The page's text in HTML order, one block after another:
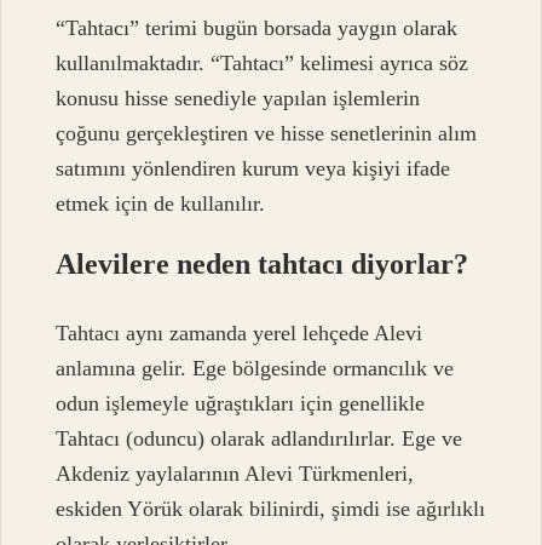
“Tahtacı” terimi bugün borsada yaygın olarak
kullanılmaktadır. “Tahtacı” kelimesi ayrıca söz
konusu hisse senediyle yapılan işlemlerin
çoğunu gerçekleştiren ve hisse senetlerinin alım
satımını yönlendiren kurum veya kişiyi ifade
etmek için de kullanılır.
Alevilere neden tahtacı diyorlar?
Tahtacı aynı zamanda yerel lehçede Alevi
anlamına gelir. Ege bölgesinde ormancılık ve
odun işlemeyle uğraştıkları için genellikle
Tahtacı (oduncu) olarak adlandırılırlar. Ege ve
Akdeniz yaylalarının Alevi Türkmenleri,
eskiden Yörük olarak bilinirdi, şimdi ise ağırlıklı